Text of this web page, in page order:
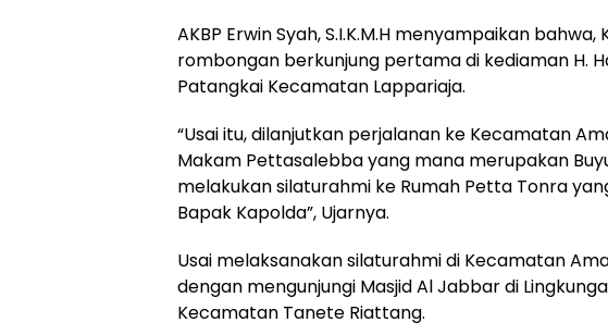
AKBP Erwin Syah, S.I.K.M.H menyampaikan
rombongan berkunjung pertama di kediaman H.
Patangkai Kecamatan Lappariaja.
“Usai itu, dilanjutkan perjalanan ke Kecamatan
Makam Pettasalebba yang mana merupakan
melakukan silaturahmi ke Rumah Petta Tonra
Bapak Kapolda”, Ujarnya.
Usai melaksanakan silaturahmi di Kecamatan
dengan mengunjungi Masjid Al Jabbar di
Kecamatan Tanete Riattang.